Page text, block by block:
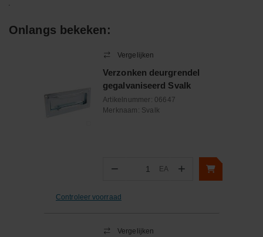
Onlangs bekeken:
Vergelijken
Verzonken deurgrendel
gegalvaniseerd Svalk
Artikelnummer: 06647
Merknaam: Svalk
− Aantal
EA +
Controleer voorraad
Vergelijken